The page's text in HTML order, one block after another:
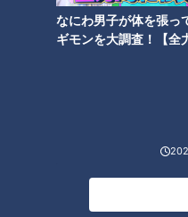
なにわ男子が体を張っ
ギモンを大調査！【全
ラ
「人を狂わせる